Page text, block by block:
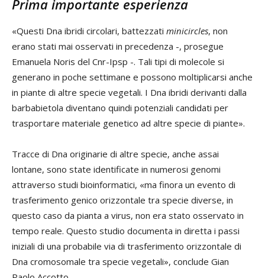
Prima importante esperienza
«Questi Dna ibridi circolari, battezzati minicircles, non
erano stati mai osservati in precedenza -, prosegue
Emanuela Noris del Cnr-Ipsp -. Tali tipi di molecole si
generano in poche settimane e possono moltiplicarsi anche
in piante di altre specie vegetali. I Dna ibridi derivanti dalla
barbabietola diventano quindi potenziali candidati per
trasportare materiale genetico ad altre specie di piante».
Tracce di Dna originarie di altre specie, anche assai
lontane, sono state identificate in numerosi genomi
attraverso studi bioinformatici, «ma finora un evento di
trasferimento genico orizzontale tra specie diverse, in
questo caso da pianta a virus, non era stato osservato in
tempo reale. Questo studio documenta in diretta i passi
iniziali di una probabile via di trasferimento orizzontale di
Dna cromosomale tra specie vegetali», conclude Gian